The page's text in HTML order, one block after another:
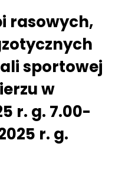
rasowych,
sportowej
w
r. g. 7.00-
r. g.